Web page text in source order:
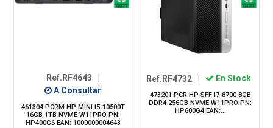
Ref.RF4643
A Consultar
461304 PCRM HP MINI I5-10500T
16GB 1TB NVME W11PRO PN:
HP400G6 EAN: 1000000004643
Ref.RF4732 En Stock
473201 PCR HP SFF I7-8700 8GB
DDR4 256GB NVME W11PRO PN:
HP600G4 EAN:...